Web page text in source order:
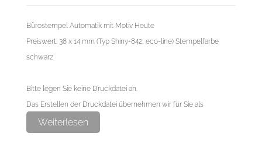
Bürostempel Automatik mit Motiv Heute
Preiswert: 38 x 14 mm (Typ Shiny-842, eco-line) Stempelfarbe
schwarz
Bitte legen Sie keine Druckdatei an.
Das Erstellen der Druckdatei übernehmen wir für Sie als
exklusiven Service.
Weiterlesen